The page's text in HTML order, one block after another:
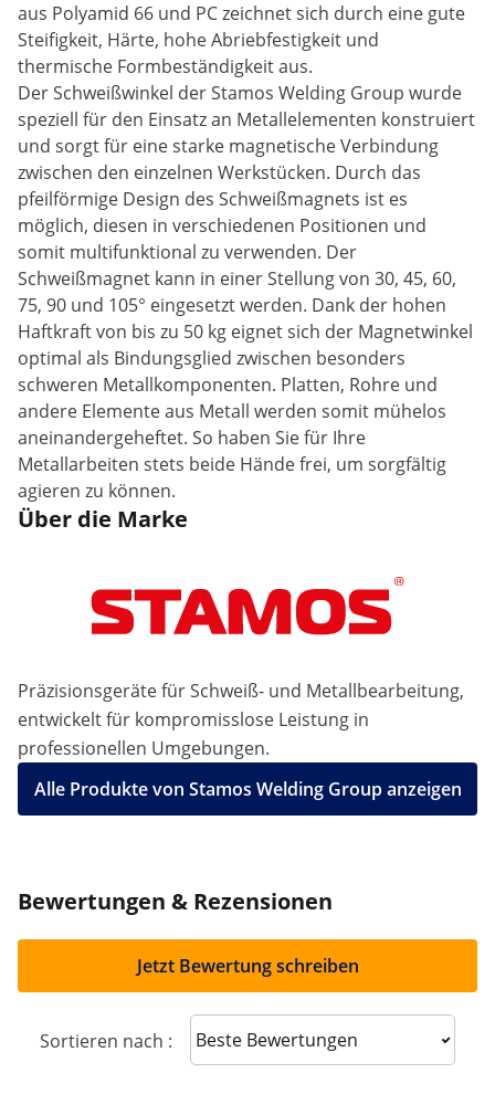
aus Polyamid 66 und PC zeichnet sich durch eine gute
Steifigkeit, Härte, hohe Abriebfestigkeit und
thermische Formbeständigkeit aus.
Der Schweißwinkel der Stamos Welding Group wurde
speziell für den Einsatz an Metallelementen konstruiert
und sorgt für eine starke magnetische Verbindung
zwischen den einzelnen Werkstücken. Durch das
pfeilförmige Design des Schweißmagnets ist es
möglich, diesen in verschiedenen Positionen und
somit multifunktional zu verwenden. Der
Schweißmagnet kann in einer Stellung von 30, 45, 60,
75, 90 und 105° eingesetzt werden. Dank der hohen
Haftkraft von bis zu 50 kg eignet sich der Magnetwinkel
optimal als Bindungsglied zwischen besonders
schweren Metallkomponenten. Platten, Rohre und
andere Elemente aus Metall werden somit mühelos
aneinandergeheftet. So haben Sie für Ihre
Metallarbeiten stets beide Hände frei, um sorgfältig
agieren zu können.
Über die Marke
Präzisionsgeräte für Schweiß- und Metallbearbeitung,
entwickelt für kompromisslose Leistung in
professionellen Umgebungen.
Alle Produkte von Stamos Welding Group anzeigen
Bewertungen & Rezensionen
Jetzt Bewertung schreiben
Sortieren nach : Sort reviews